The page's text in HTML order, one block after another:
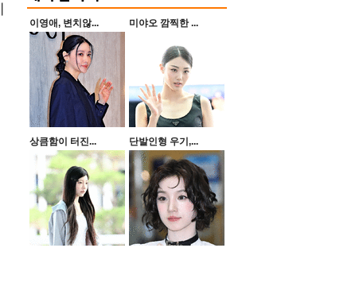
이영애, 변치않... 미야오 깜찍한 ...
상큼함이 터진... 단발인형 우기,...